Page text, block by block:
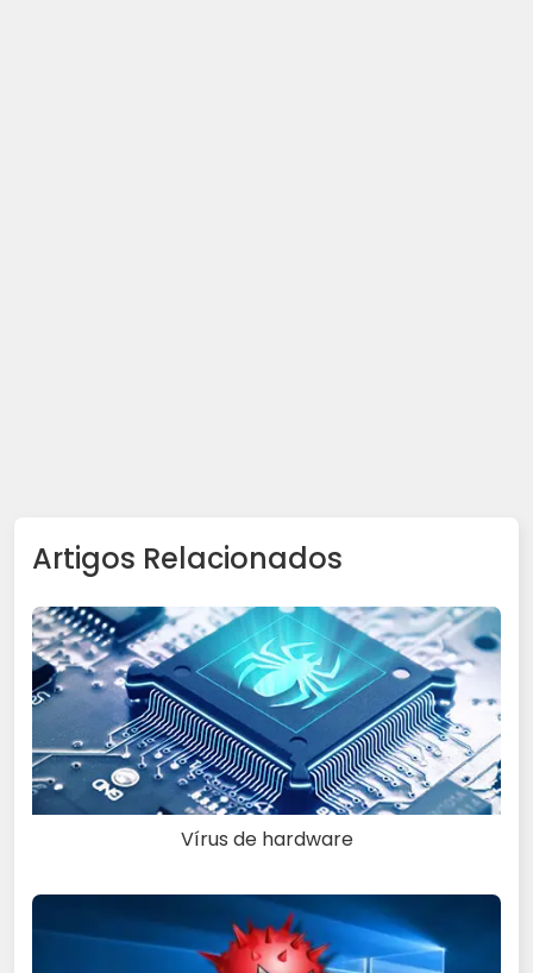
Artigos Relacionados
Vírus de hardware